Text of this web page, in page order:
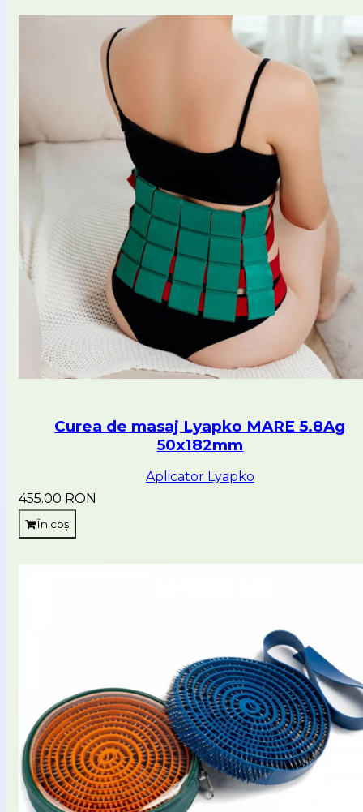
Curea de masaj Lyapko MARE 5.8Ag
50x182mm
Aplicator Lyapko
455.00 RON
În coș